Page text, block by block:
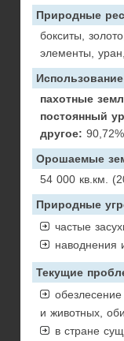
Природные
бокситы,
элементы,
пахотные
постоянный
другое:
Орошаемые
54 000 кв.км.
Природные
частые
наводнения
Текущие
и животных,
в стране